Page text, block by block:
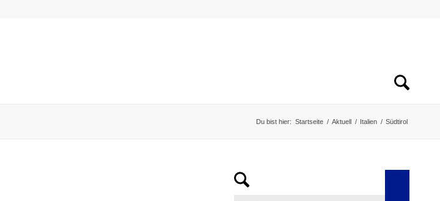
Du bist hier: Startseite / Aktuell / Italien / Südtirol